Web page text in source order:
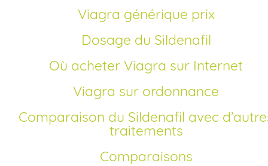
Viagra générique prix
Dosage du Sildenafil
Où acheter Viagra sur Internet
Viagra sur ordonnance
Comparaison du Sildenafil avec d’autres
traitements
Comparaisons